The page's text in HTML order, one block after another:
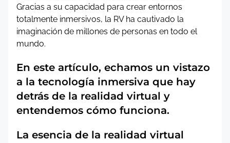
Gracias a su capacidad para crear entornos
totalmente inmersivos, la RV ha cautivado la
imaginación de millones de personas en todo el
mundo.
En este artículo, echamos un vistazo
a la tecnología inmersiva que hay
detrás de la realidad virtual y
entendemos cómo funciona.
La esencia de la realidad virtual